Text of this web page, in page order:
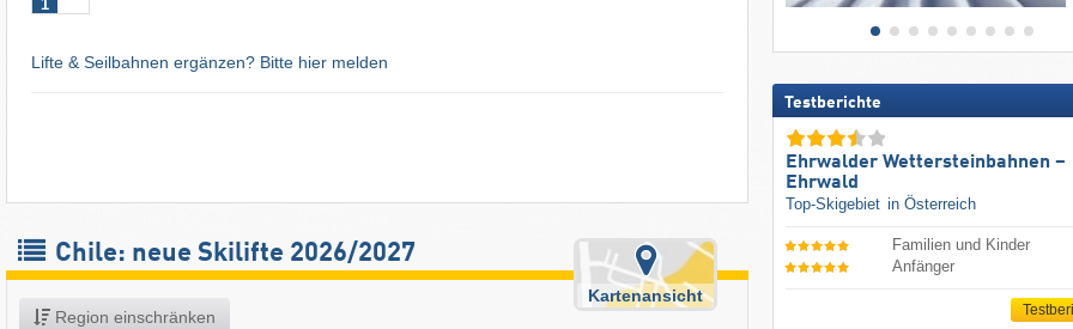
1
Lifte & Seilbahnen ergänzen? Bitte hier melden
Chile: neue Skilifte 2026/2027
Region einschränken
Kartenansicht
Testberichte
Ehrwalder Wettersteinbahnen –
Ehrwald
Top-Skigebiet in Österreich
Familien und Kinder
Anfänger